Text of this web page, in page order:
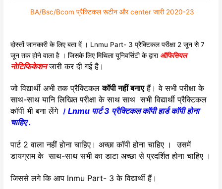
BA/Bsc/Bcom प्रैक्टिकल रूटीन और center जारी 2020-23
दोस्तों जानकारी के लिए बता दें । Lnmu Part- 3 प्रैक्टिकल परीक्षा 2 जून से 7
जून तक होने वाला है । जिसके लिए मिथिला यूनिवर्सिटी के द्वारा ऑफिसियल
नोटिफिकेशनजारी कर दी गई है।
जो विद्यार्थी अभी तक प्रैक्टिकलकॉपी नहीं बनाएहैं। वे सभी परीक्षा के
साथ-साथ यानि लिखित परीक्षा के साथ साथ सभी विद्यार्थी प्रैक्टिकल
कॉपी भी बना लेंगे । Lnmu पार्ट 3 प्रैक्टिकल कॉपी हार्ड कॉपी होना
चाहिए .
पार्ट 2 वाला नहीं होना चाहिए। अच्छा कॉपी होना चाहिए । उसमें
डायग्राम के साथ-साथ सभी का डाटा अच्छा से प्रदर्शित होना चाहिए ।
जिससे लगे कि आप lnmu Part- 3 के विद्यार्थी हैं।